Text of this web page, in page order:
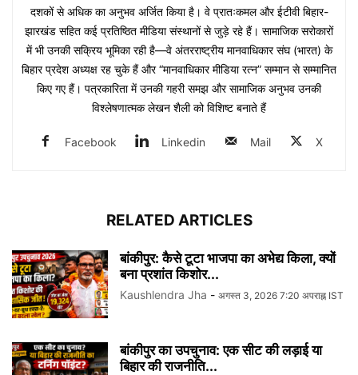
दशकों से अधिक का अनुभव अर्जित किया है। वे प्रातःकमल और ईटीवी बिहार-
झारखंड सहित कई प्रतिष्ठित मीडिया संस्थानों से जुड़े रहे हैं। सामाजिक सरोकारों
में भी उनकी सक्रिय भूमिका रही है—वे अंतरराष्ट्रीय मानवाधिकार संघ (भारत) के
बिहार प्रदेश अध्यक्ष रह चुके हैं और “मानवाधिकार मीडिया रत्न” सम्मान से सम्मानित
किए गए हैं। पत्रकारिता में उनकी गहरी समझ और सामाजिक अनुभव उनकी
विश्लेषणात्मक लेखन शैली को विशिष्ट बनाते हैं
Facebook Linkedin Mail X
RELATED ARTICLES
बांकीपुर: कैसे टूटा भाजपा का अभेद्य किला, क्यों
बना प्रशांत किशोर...
Kaushlendra Jha - अगस्त 3, 2026 7:20 अपराह्न IST
बांकीपुर का उपचुनाव: एक सीट की लड़ाई या
बिहार की राजनीति...